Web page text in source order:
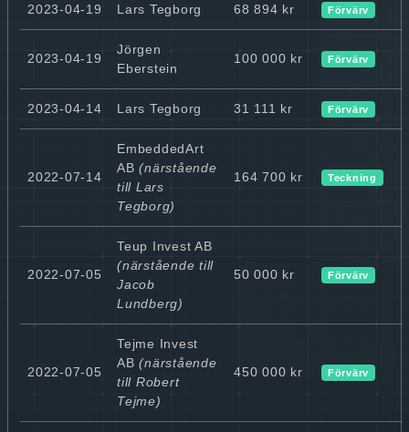
2023-04-19 Lars Tegborg 68 894 kr Förvärv
2023-04-19
Jörgen
Eberstein
100 000 kr Förvärv
2023-04-14 Lars Tegborg 31 111 kr Förvärv
2022-07-14
EmbeddedArt
AB (närstående
till Lars
Tegborg)
164 700 kr Teckning
2022-07-05
Teup Invest AB
(närstående till
Jacob
Lundberg)
50 000 kr Förvärv
2022-07-05
Tejme Invest
AB (närstående
till Robert
Tejme)
450 000 kr Förvärv